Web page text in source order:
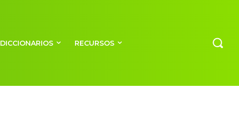
DICCIONARIOS RECURSOS